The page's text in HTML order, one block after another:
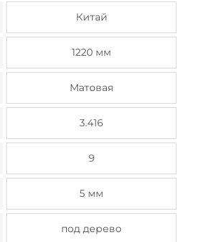
Китай
1220 мм
Матовая
3.416
9
5 мм
под дерево